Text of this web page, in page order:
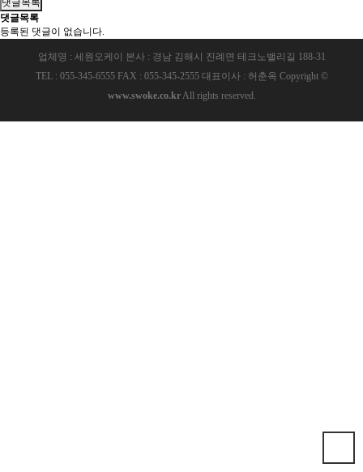
댓글목록
댓글목록
등록된 댓글이 없습니다.
업체명 : 세원오케이 본사 : 경남 김해시 진례면 테크노밸리길 188-31
TEL : 055-345-6555 FAX : 055-345-2555 대표이사 : 허춘옥 Copyright ©
www.swoke.co.krAll rights reserved.